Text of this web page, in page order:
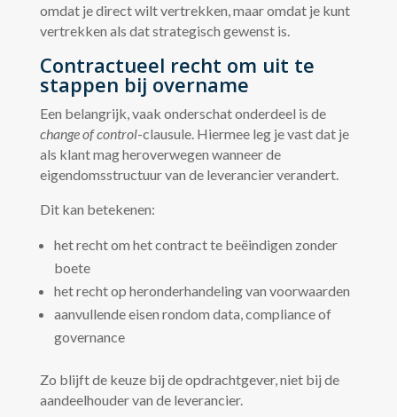
omdat je direct wilt vertrekken, maar omdat je kunt
vertrekken als dat strategisch gewenst is.
Contractueel recht om uit te
stappen bij overname
Een belangrijk, vaak onderschat onderdeel is de
change of control-clausule. Hiermee leg je vast dat je
als klant mag heroverwegen wanneer de
eigendomsstructuur van de leverancier verandert.
Dit kan betekenen:
het recht om het contract te beëindigen zonder
boete
het recht op heronderhandeling van voorwaarden
aanvullende eisen rondom data, compliance of
governance
Zo blijft de keuze bij de opdrachtgever, niet bij de
aandeelhouder van de leverancier.